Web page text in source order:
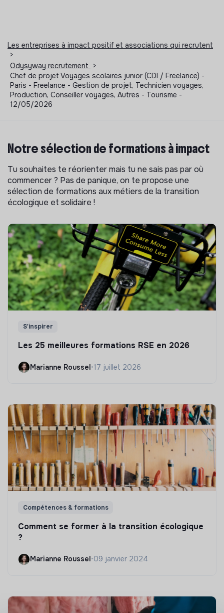
Les entreprises à impact positif et associations qui recrutent
>
Odysyway recrutement
>
Chef de projet Voyages scolaires junior (CDI / Freelance) -
Paris - Freelance - Gestion de projet, Technicien voyages,
Production, Conseiller voyages, Autres - Tourisme -
12/05/2026
Notre sélection de formations à impact
Tu souhaites te réorienter mais tu ne sais pas par où
commencer ? Pas de panique, on te propose une
sélection de formations aux métiers de la transition
écologique et solidaire !
S'inspirer
Les 25 meilleures formations RSE en 2026
Marianne Roussel•17 juillet 2026
Compétences & formations
Comment se former à la transition écologique
?
Marianne Roussel •09 janvier 2024